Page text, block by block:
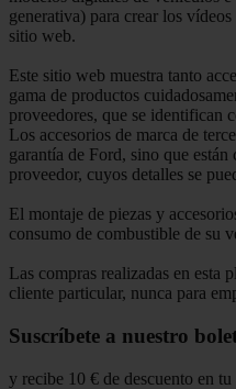
generativa) para crear los
sitio web.
Este sitio web muestra tanto
gama de productos
proveedores, que se identifican
Los accesorios de marca de
garantía de Ford, sino que
proveedor, cuyos detalles se
El montaje de piezas y
consumo de combustible de su
Las compras realizadas en esta
cliente particular, nunca para
Suscríbete a nuestro
y recibe 10 € de descuento en